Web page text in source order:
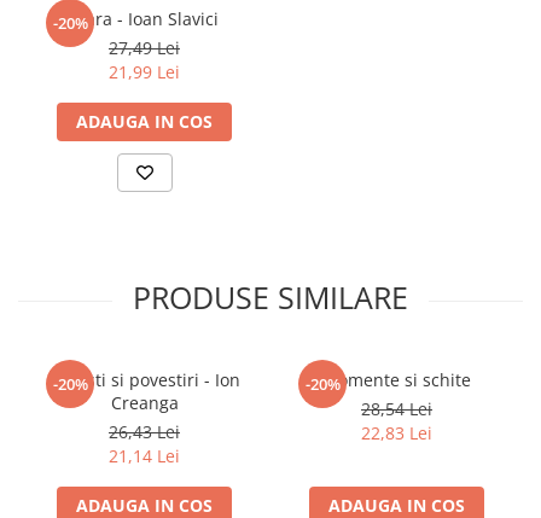
-20%Mara - Ioan Slavici
27,49 Lei
21,99 Lei
ADAUGA IN COS
PRODUSE SIMILARE
-20%
Povesti si povestiri - Ion
Creanga
26,43 Lei
21,14 Lei
ADAUGA IN COS
-20%Momente si schite
28,54 Lei
22,83 Lei
ADAUGA IN COS